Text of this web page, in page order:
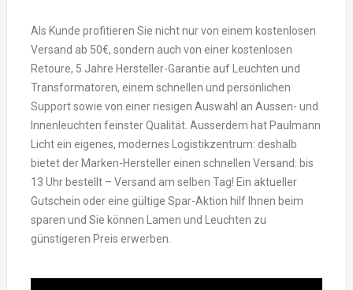
Als Kunde profitieren Sie nicht nur von einem kostenlosen
Versand ab 50€, sondern auch von einer kostenlosen
Retoure, 5 Jahre Hersteller-Garantie auf Leuchten und
Transformatoren, einem schnellen und persönlichen
Support sowie von einer riesigen Auswahl an Aussen- und
Innenleuchten feinster Qualität. Ausserdem hat Paulmann
Licht ein eigenes, modernes Logistikzentrum: deshalb
bietet der Marken-Hersteller einen schnellen Versand: bis
13 Uhr bestellt – Versand am selben Tag! Ein aktueller
Gutschein oder eine gültige Spar-Aktion hilf Ihnen beim
sparen und Sie können Lamen und Leuchten zu
günstigeren Preis erwerben.